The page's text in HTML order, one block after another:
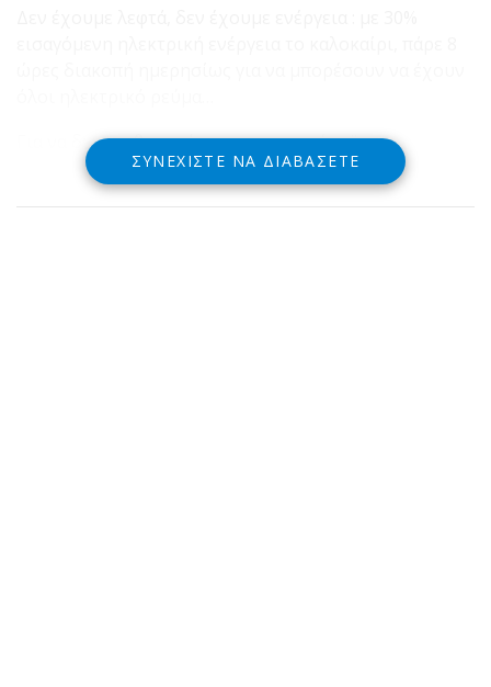
Για να δω , τη θες ακόμη τη χρεοκοπία ; ¨
ΣΥΝΕΧΊΣΤΕ ΝΑ ΔΙΑΒΆΣΕΤΕ